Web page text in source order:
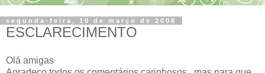
segunda-feira, 10 de março de 2008
ESCLARECIMENTO
Olá amigas